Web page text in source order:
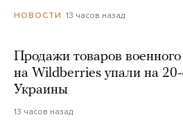
НОВОСТИ 13 часов назад
Продажи товаров
на Wildberries упали на 20-
Украины
13 часов назад